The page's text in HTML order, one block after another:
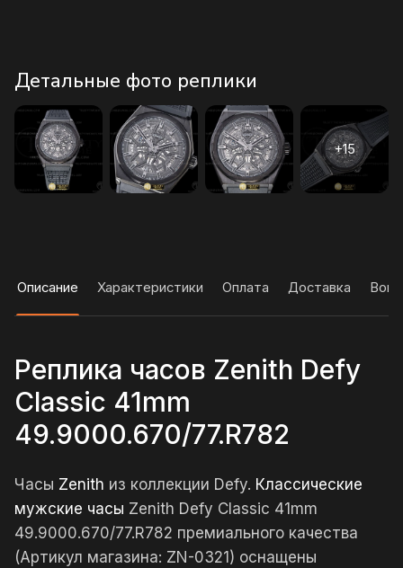
Детальные фото реплики
Описание Характеристики Оплата Доставка
Реплика часов Zenith Defy
Classic 41mm
49.9000.670/77.R782
Часы Zenith из коллекции Defy. Классические
мужские часы Zenith Defy Classic 41mm
49.9000.670/77.R782 премиального качества
(Артикул магазина: ZN-0321) оснащены